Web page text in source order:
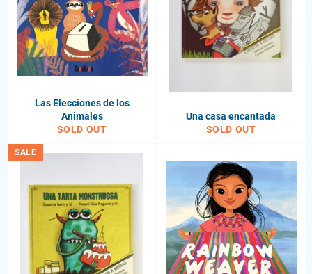
Las Elecciones de los
Animales
SOLD OUT
Una casa encantada
SOLD OUT
SALE